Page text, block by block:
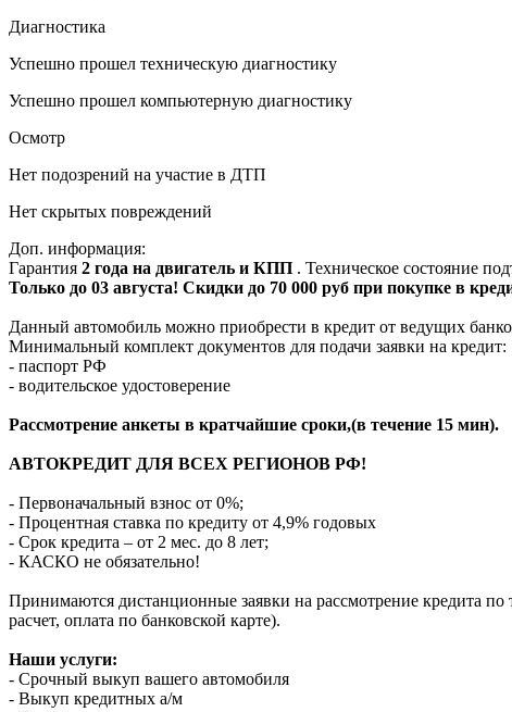
Диагностика
Успешно прошел техническую диагностику
Успешно прошел компьютерную диагностику
Осмотр
Нет подозрений на участие в ДТП
Нет скрытых повреждений
Доп. информация:
Гарантия 2 года на двигатель и КПП . Техническое состояние
Только до 03 августа! Скидки до 70 000 руб при покупке в
Данный автомобиль можно приобрести в кредит от ведущих
Минимальный комплект документов для подачи заявки на кредит:
- паспорт РФ
- водительское удостоверение
Рассмотрение анкеты в кратчайшие сроки,(в течение 15 мин).
АВТОКРЕДИТ ДЛЯ ВСЕХ РЕГИОНОВ РФ!
- Первоначальный взнос от 0%;
- Процентная ставка по кредиту от 4,9% годовых
- Срок кредита – от 2 мес. до 8 лет;
- КАСКО не обязательно!
Принимаются дистанционные заявки на рассмотрение кредита
расчет, оплата по банковской карте).
Наши услуги:
- Срочный выкуп вашего автомобиля
- Выкуп кредитных а/м